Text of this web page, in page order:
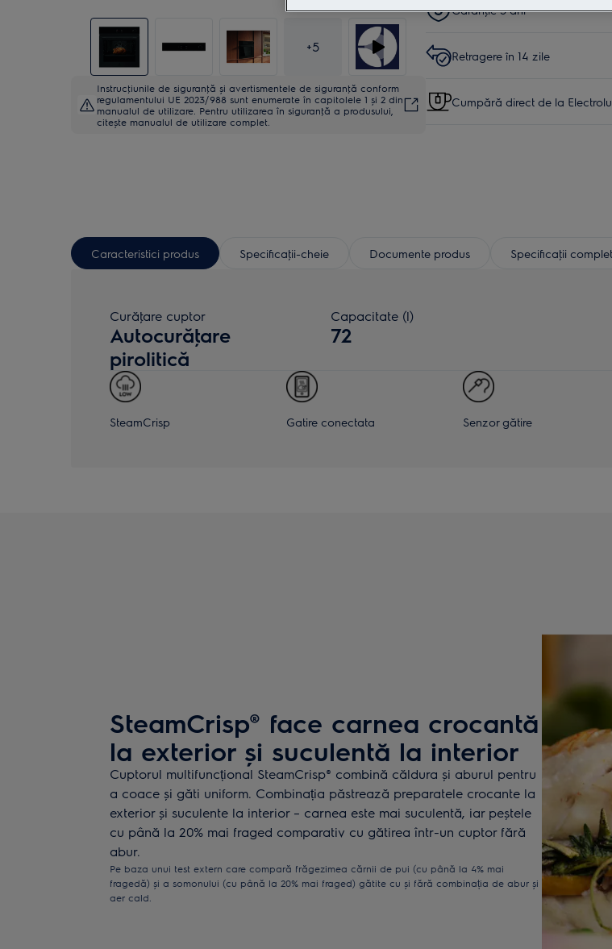
+5
Instrucţiunile de siguranţă și avertismentele de siguranţă conform
regulamentului UE 2023/988 sunt enumerate în capitolele 1 și 2 din
manualul de utilizare. Pentru utilizarea în siguranţă a produsului,
citește manualul de utilizare complet.
Garanţie 5 ani
Retragere în 14 zile
Cumpără direct de la
Caracteristici produs Specificaţii-cheie Documente produs Specificaţii
Curăţare cuptor
Autocurăţare
pirolitică
Capacitate (l)
72
SteamCrisp Gatire conectata Senzor gătire
SteamCrisp® face carnea crocantă
la exterior și suculentă la interior
Cuptorul multifuncțional SteamCrisp® combină căldura și aburul pentru
a coace și găti uniform. Combinația păstrează preparatele crocante la
exterior și suculente la interior – carnea este mai suculentă, iar peștele
cu până la 20% mai fraged comparativ cu gătirea într-un cuptor fără
abur.
Pe baza unui test extern care compară frăgezimea cărnii de pui (cu până la 4% mai
fragedă) și a somonului (cu până la 20% mai fraged) gătite cu și fără combinația de abur și
aer cald.